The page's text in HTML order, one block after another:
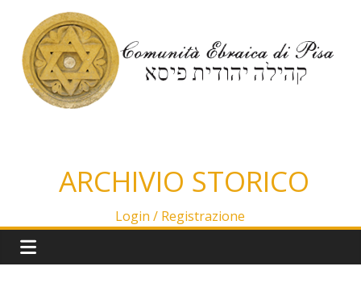
contenuto
ARCHIVIO STORICO
Login / Registrazione